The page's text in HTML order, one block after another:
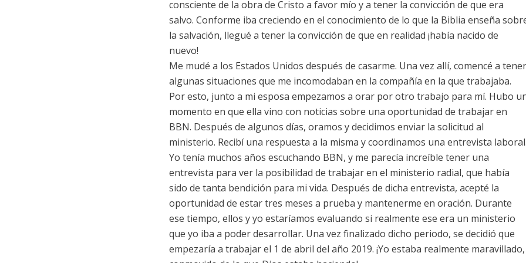
consciente de la obra de Cristo a favor mío y a tener la convicción de que era
salvo. Conforme iba creciendo en el conocimiento de lo que la Biblia enseña
la salvación, llegué a tener la convicción de que en realidad ¡había nacido de
nuevo!
Me mudé a los Estados Unidos después de casarme. Una vez allí, comencé a tener
algunas situaciones que me incomodaban en la compañía en la que trabajaba.
Por esto, junto a mi esposa empezamos a orar por otro trabajo para mí. Hubo
momento en que ella vino con noticias sobre una oportunidad de trabajar en
BBN. Después de algunos días, oramos y decidimos enviar la solicitud al
ministerio. Recibí una respuesta a la misma y coordinamos una entrevista laboral.
Yo tenía muchos años escuchando BBN, y me parecía increíble tener una
entrevista para ver la posibilidad de trabajar en el ministerio radial, que había
sido de tanta bendición para mi vida. Después de dicha entrevista, acepté la
oportunidad de estar tres meses a prueba y mantenerme en oración. Durante
ese tiempo, ellos y yo estaríamos evaluando si realmente ese era un ministerio
que yo iba a poder desarrollar. Una vez finalizado dicho periodo, se decidió que
empezaría a trabajar el 1 de abril del año 2019. ¡Yo estaba realmente maravillado,